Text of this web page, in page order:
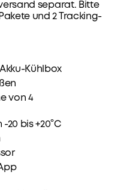
Raten ab 4,08% eff.
separat. Bitte
und 2 Tracking-
Kühlbox
von 4
20 bis +20°C